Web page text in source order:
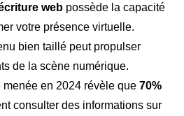
web possède la capacité
votre présence virtuelle.
bien taillé peut propulser
de la scène numérique.
menée en 2024 révèle que 70%
consulter des informations sur